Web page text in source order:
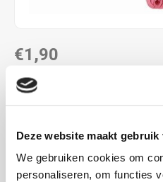
Deze website maakt gebruik
We gebruiken cookies om
personaliseren, om functies
€1,90
DIRECT LEVERBAAR
"DMC COLOUR
EFFECTS " KOOPT,
100% OP HET